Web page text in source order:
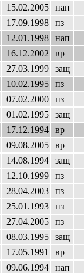
15.02.2005
нап
17.09.1998
пз
12.01.1998
нап
16.12.2002
вр
27.03.1999
защ
10.02.1995
пз
07.02.2000
пз
01.02.1995
защ
17.12.1994
вр
09.08.2005
вр
14.08.1994
защ
12.10.1999
пз
28.04.2003
пз
25.01.1993
пз
27.04.2005
пз
08.03.1995
защ
17.05.1991
вр
09.06.1994
нап